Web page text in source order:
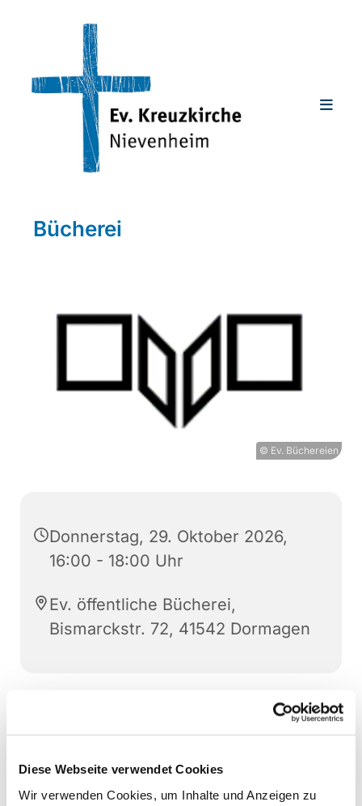
Diese Webseite verwendet Cookies
Wir verwenden Cookies, um Inhalte und Anzeigen zu
Bücherei
© Ev. Büchereien
Donnerstag, 29. Oktober 2026,
16:00 - 18:00 Uhr
Ev. öffentliche Bücherei,
Bismarckstr. 72, 41542 Dormagen